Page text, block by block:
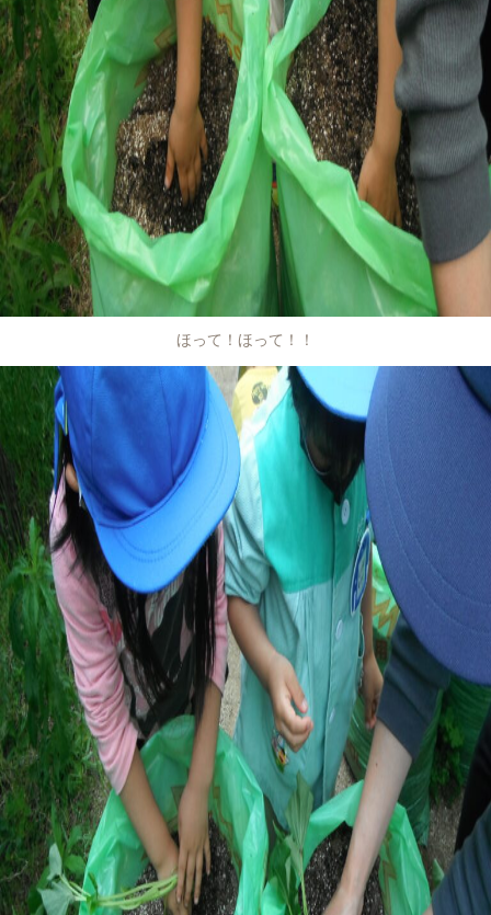
ほって！ほって！！